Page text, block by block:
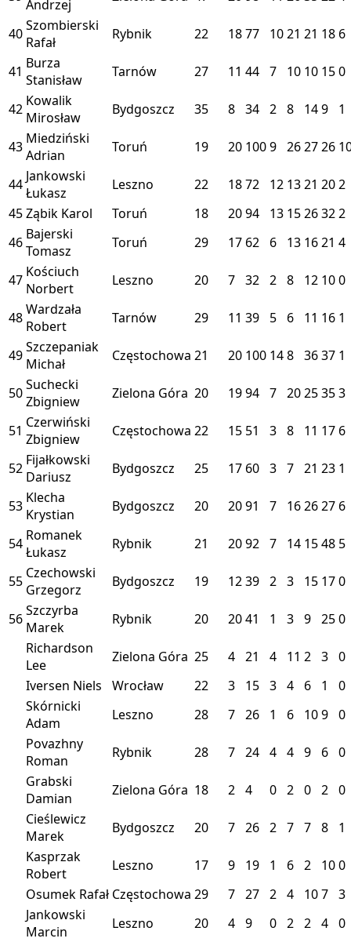
Andrzej
40Szombierski
Rafał
Rybnik 22 1877 1021 21 18 6
41 Burza
Stanisław
Tarnów 27 11 44 7 10 10 150
42 Kowalik
Mirosław
Bydgoszcz 35 8 34 2 8 149 1
43 Miedziński
Adrian
Toruń 19 20 1009 262726
44 Jankowski
Łukasz
Leszno 22 1872 12 1321 202
45Ząbik Karol Toruń 18 2094 13 1526322
46 Bajerski
Tomasz
Toruń 29 17 62 6 13 1621 4
47 Kościuch
Norbert
Leszno 20 7 32 2 8 12 100
48Wardzała
Robert
Tarnów 29 11 39 5 6 11 16 1
49Szczepaniak
Michał
Częstochowa 21 20 100 148 3637 1
50Suchecki
Zbigniew
Zielona Góra 20 1994 7 2025353
51 Czerwiński
Zbigniew
Częstochowa 22 15 51 3 8 11 17 6
52 Fijałkowski
Dariusz
Bydgoszcz 25 17 60 3 7 21 23 1
53 Klecha
Krystian
Bydgoszcz 20 2091 7 162627 6
54 Romanek
Łukasz
Rybnik 21 2092 7 14 1548 5
55 Czechowski
Grzegorz
Bydgoszcz 19 1239 2 3 15 170
56Szczyrba
Marek
Rybnik 20 2041 1 3 9 250
Richardson
Lee
Zielona Góra 25 4 21 4 11 2 3 0
Iversen Niels
Wrocław 22 3 15 3 4 6 1
0
Skórnicki
Adam
Leszno 28 7 26 1 6 109 0
Povazhny
Roman
Rybnik 28 7 24 4 4 9 6 0
Grabski
Damian
Zielona Góra 18 2 4 0 2 0 2 0
Cieślewicz
Marek
Bydgoszcz 20 7 26 2 7 7 8
1
Kasprzak
Robert
Leszno 17 9 19 1 6 2 100
Osumek Rafał Częstochowa 29 7 27 2 4 107 3
Jankowski
Marcin
Leszno 20 4 9 0 2 2 4 0